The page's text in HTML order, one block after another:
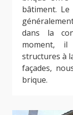
bâtiment.
dans la
moment, il
structures à
façades,
brique.